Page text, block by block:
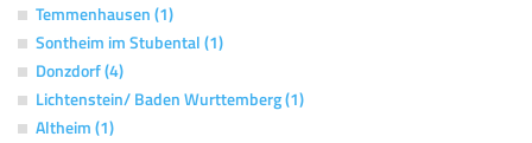
Temmenhausen (1)
Sontheim im Stubental (1)
Donzdorf (4)
Lichtenstein/ Baden Wurttemberg (1)
Altheim (1)